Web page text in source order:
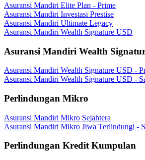
Asuransi Mandiri Elite Plan - Prime
Asuransi Mandiri Investasi Prestise
Asuransi Mandiri Ultimate Legacy
Asuransi Mandiri Wealth Signature USD
Asuransi Mandiri Wealth
Asuransi Mandiri Wealth Signature USD -
Asuransi Mandiri Wealth Signature USD -
Perlindungan Mikro
Asuransi Mandiri Mikro Sejahtera
Asuransi Mandiri Mikro Jiwa Terlindungi -
Perlindungan Kredit Kumpulan